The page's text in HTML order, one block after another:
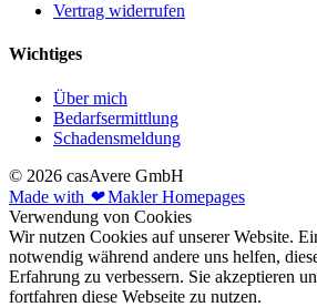
Vertrag widerrufen
Wichtiges
Über mich
Bedarfsermittlung
Schadensmeldung
© 2026 casAvere GmbH
Made with ❤Makler Homepages
Verwendung von Cookies
Wir nutzen Cookies auf unserer Website.
notwendig während andere uns helfen,
Erfahrung zu verbessern. Sie akzeptieren
fortfahren diese Webseite zu nutzen.